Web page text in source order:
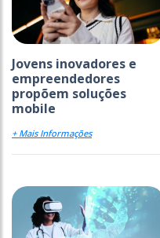
Jovens inovadores e
empreendedores
propõem soluções
mobile
+ Mais Informações